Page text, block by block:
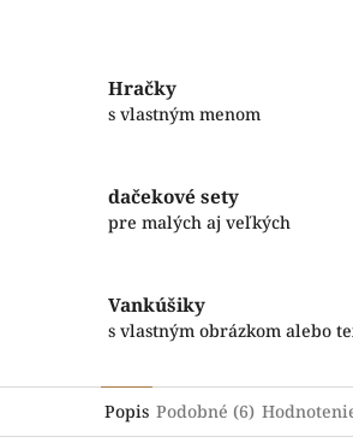
Hračky
s vlastným menom
dačekové sety
pre malých aj veľkých
Vankúšiky
s vlastným obrázkom alebo
Popis Podobné (6)